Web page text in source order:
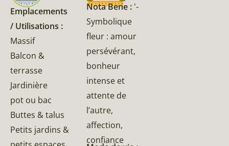
Emplacements
/ Utilisations :
Massif
Balcon &
terrasse
Jardinière
pot ou bac
Buttes & talus
Petits jardins &
Nota Bene : '-
Symbolique
fleur : amour
persévérant,
bonheur
intense et
attente de
l’autre,
affection,
confiance